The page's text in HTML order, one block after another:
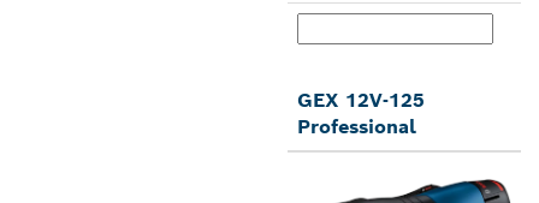
GEX 12V-125
Professional